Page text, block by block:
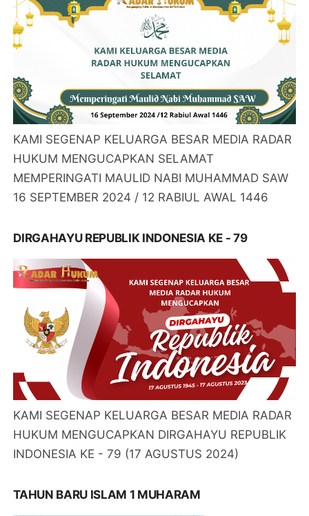
KAMI SEGENAP KELUARGA BESAR MEDIA RADAR
HUKUM MENGUCAPKAN SELAMAT
MEMPERINGATI MAULID NABI MUHAMMAD SAW
16 SEPTEMBER 2024 / 12 RABIUL AWAL 1446
DIRGAHAYU REPUBLIK INDONESIA KE - 79
KAMI SEGENAP KELUARGA BESAR MEDIA RADAR
HUKUM MENGUCAPKAN DIRGAHAYU REPUBLIK
INDONESIA KE - 79 (17 AGUSTUS 2024)
TAHUN BARU ISLAM 1 MUHARAM